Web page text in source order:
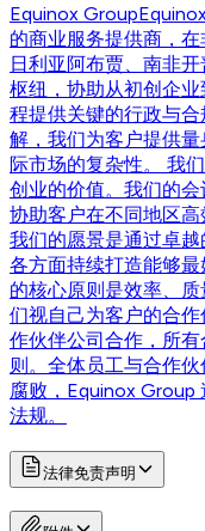
Equinox Group
的商业服务提供商，
日利亚阿布贾、南非
枢纽，协助从初创企
程提供关键的行政与
解，我们为客户提供
际市场的复杂性。 我
创业的价值。我们的
协助客户在不同地区高
我们的愿景是通过卓
各方面持续打造能够
的核心原则是效率、
们视自己为客户的合
作伙伴公司合作，所
则。全体员工与合作
腐败，Equinox Group
法规。
法律免责声明